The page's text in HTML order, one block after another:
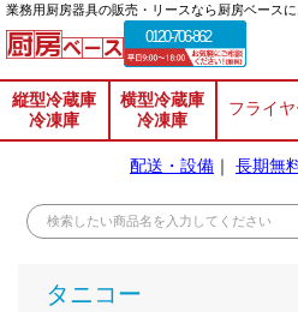
業務⽤厨房器具の販売・リースなら厨房ベースに
0120-706-862
縦型冷蔵庫
冷凍庫
横型冷蔵庫
冷凍庫
フライヤ
配送・設備 ｜ 長期無
タニコー